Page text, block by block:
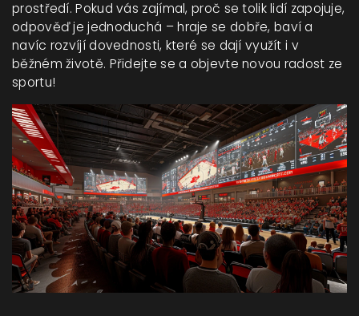
prostředí. Pokud vás zajímal, proč se tolik lidí zapojuje,
odpověď je jednoduchá – hraje se dobře, baví a
navíc rozvíjí dovednosti, které se dají využít i v
běžném životě. Přidejte se a objevte novou radost ze
sportu!